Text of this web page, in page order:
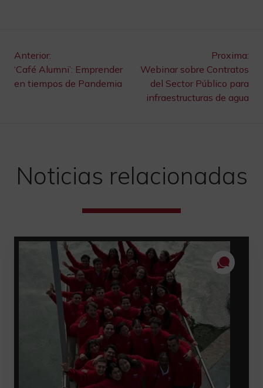
Navegación
de
Anterior:
‘Café Alumni’: Emprender
en tiempos de Pandemia
Proxima:
Webinar sobre Contratos
del Sector Público para
infraestructuras de agua
Noticias relacionadas